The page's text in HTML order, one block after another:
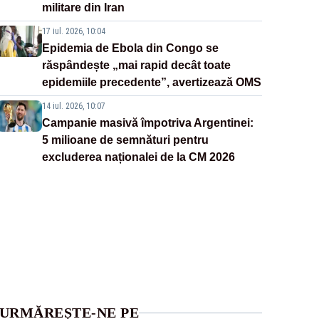
militare din Iran
17 iul. 2026, 10:04
Epidemia de Ebola din Congo se
răspândește „mai rapid decât toate
epidemiile precedente”, avertizează OMS
14 iul. 2026, 10:07
Campanie masivă împotriva Argentinei:
5 milioane de semnături pentru
excluderea naționalei de la CM 2026
NE PE